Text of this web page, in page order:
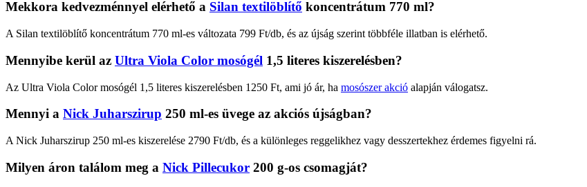
Mekkora kedvezménnyel elérhető a Silan textilöblítő koncentrátum 770 ml?
A Silan textilöblítő koncentrátum 770 ml-es változata 799 Ft/db, és az újság szerint többféle illatban is elérhető.
Mennyibe kerül az Ultra Viola Color mosógél 1,5 literes kiszerelésben?
Az Ultra Viola Color mosógél 1,5 literes kiszerelésben 1250 Ft, ami jó ár, ha mosószer akció alapján válogatsz.
Mennyi a Nick Juharszirup 250 ml-es üvege az akciós újságban?
A Nick Juharszirup 250 ml-es kiszerelése 2790 Ft/db, és a különleges reggelikhez vagy desszertekhez érdemes figyelni rá.
Milyen áron találom meg a Nick Pillecukor 200 g-os csomagját?